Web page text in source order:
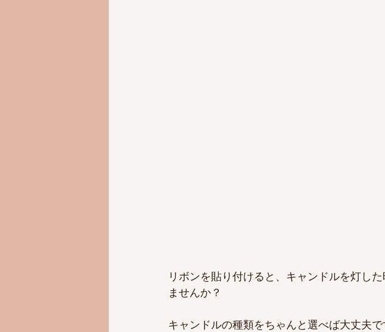
リボンを貼り付けると、キャンドルを灯し
ませんか？
キャンドルの種類をちゃんと選べば大丈夫で